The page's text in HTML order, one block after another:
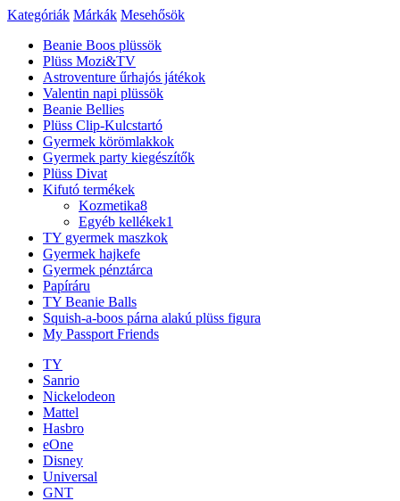
Kategóriák Márkák Mesehősök
Beanie Boos plüssök
Plüss Mozi&TV
Astroventure űrhajós játékok
Valentin napi plüssök
Beanie Bellies
Plüss Clip-Kulcstartó
Gyermek körömlakkok
Gyermek party kiegészítők
Plüss Divat
Kifutó termékek
Kozmetika8
Egyéb kellékek1
TY gyermek maszkok
Gyermek hajkefe
Gyermek pénztárca
Papíráru
TY Beanie Balls
Squish-a-boos párna alakú plüss figura
My Passport Friends
TY
Sanrio
Nickelodeon
Mattel
Hasbro
eOne
Disney
Universal
GNT